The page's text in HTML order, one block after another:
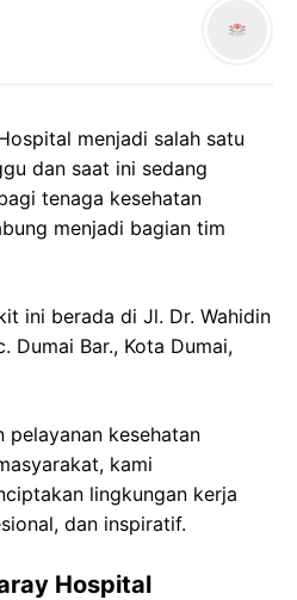
menjadi salah satu
dan saat ini sedang
tenaga kesehatan
menjadi bagian tim
ini berada di Jl. Dr. Wahidin
Dumai Bar., Kota Dumai,
kesehatan
kami
lingkungan kerja
dan inspiratif.
Hospital